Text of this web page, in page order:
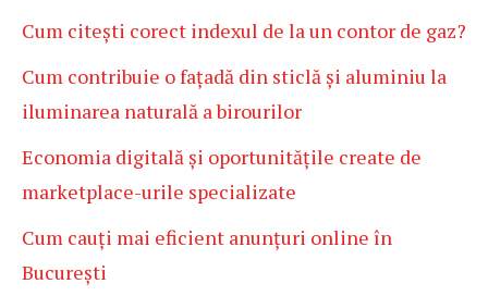
Cum citești corect indexul de la un contor de gaz?
Cum contribuie o fațadă din sticlă și aluminiu la
iluminarea naturală a birourilor
Economia digitală și oportunitățile create de
marketplace-urile specializate
Cum cauți mai eficient anunțuri online în
București